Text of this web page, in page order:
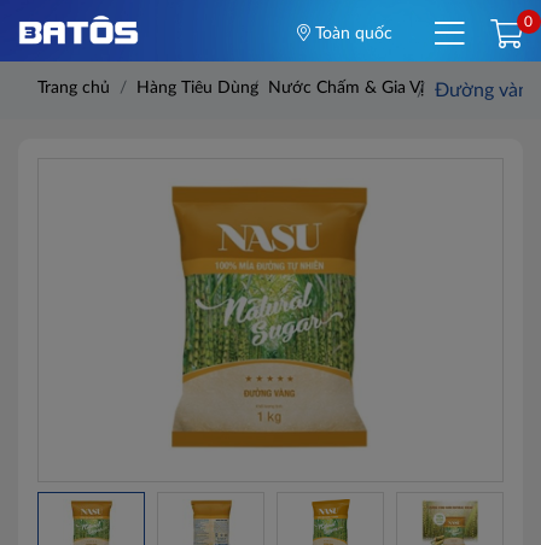
Toàn quốc
0
Trang chủ Hàng Tiêu Dùng Nước Chấm & Gia Vị Đường vàng